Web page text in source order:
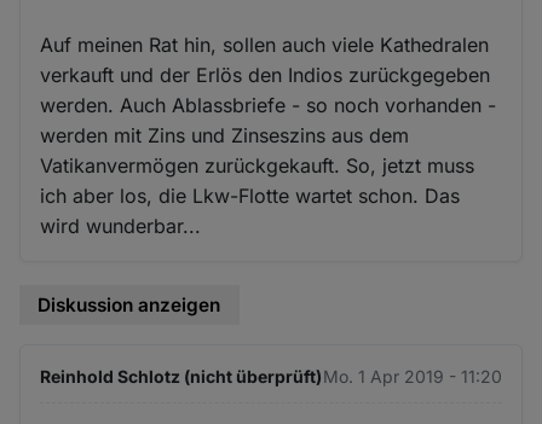
Auf meinen Rat hin, sollen auch viele Kathedralen
verkauft und der Erlös den Indios zurückgegeben
werden. Auch Ablassbriefe - so noch vorhanden -
werden mit Zins und Zinseszins aus dem
Vatikanvermögen zurückgekauft. So, jetzt muss
ich aber los, die Lkw-Flotte wartet schon. Das
wird wunderbar...
Diskussion anzeigen
Reinhold Schlotz (nicht überprüft)Mo. 1 Apr 2019 - 11:20